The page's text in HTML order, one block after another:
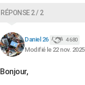
RÉPONSE 2 / 2
Daniel 26 4 680
Modifié le 22 nov.
Bonjour,